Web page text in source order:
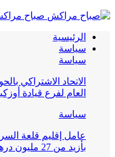
صباح
الرئيسية
سياسة
سياسة
الاتحاد الاشتراكي
العام لفرع قيادة
سياسة
عامل إقليم قلعة
بأزيد من 27 مليون درهم احتفاءً…